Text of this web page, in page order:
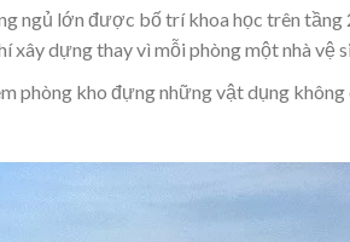
ngủ lớn được bố trí khoa học trên tầng
xây dựng thay vì mỗi phòng một nhà vệ
phòng kho đựng những vật dụng